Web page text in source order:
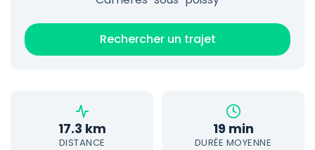
Rechercher un trajet
17.3 km
DISTANCE
19 min
DURÉE MOYENNE